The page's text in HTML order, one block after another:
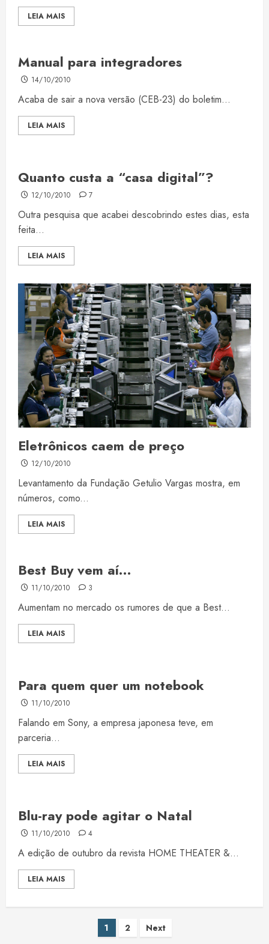
LEIA MAIS
Manual para integradores
14/10/2010
Acaba de sair a nova versão (CEB-23) do boletim...
LEIA MAIS
Quanto custa a “casa digital”?
12/10/2010 7
Outra pesquisa que acabei descobrindo estes dias, esta
feita...
LEIA MAIS
Eletrônicos caem de preço
12/10/2010
Levantamento da Fundação Getulio Vargas mostra, em
números, como...
LEIA MAIS
Best Buy vem aí…
11/10/2010 3
Aumentam no mercado os rumores de que a Best...
LEIA MAIS
Para quem quer um notebook
11/10/2010
Falando em Sony, a empresa japonesa teve, em
parceria...
LEIA MAIS
Blu-ray pode agitar o Natal
11/10/2010 4
A edição de outubro da revista HOME THEATER &...
LEIA MAIS
Paginação
1 2 Next